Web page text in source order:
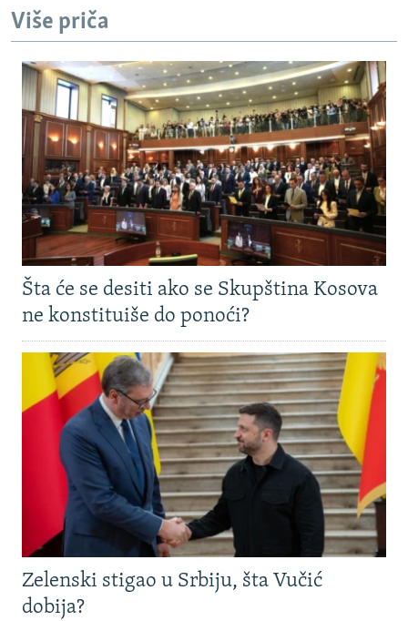
Više priča
Šta će se desiti ako se Skupština Kosova
ne konstituiše do ponoći?
Zelenski stigao u Srbiju, šta Vučić
dobija?